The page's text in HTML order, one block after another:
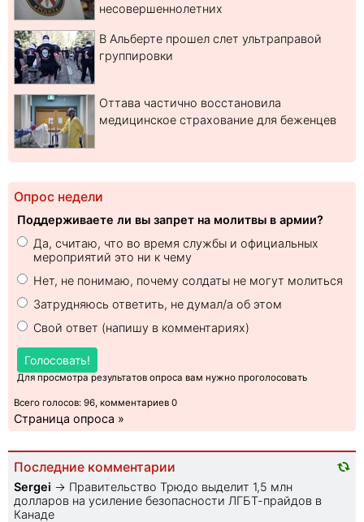
несовершеннолетних
В Альберте прошел слет ультраправой
группировки
Оттава частично восстановила
медицинское страхование для беженцев
Опрос недели
Поддерживаете ли вы запрет на молитвы в армии?
Да, считаю, что во время службы и официальных
мероприятий это ни к чему
Нет, не понимаю, почему солдаты не могут молиться
Затрудняюсь ответить, не думал/а об этом
Свой ответ (напишу в комментариях)
Голосовать!
Для просмотра результатов опроса вам нужно проголосовать
Всего голосов: 96, комментариев 0
Страница опроса »
Последние комментарии
Sеrgei → Правительство Трюдо выделит 1,5 млн
долларов на усиление безопасности ЛГБТ-прайдов в
Канаде